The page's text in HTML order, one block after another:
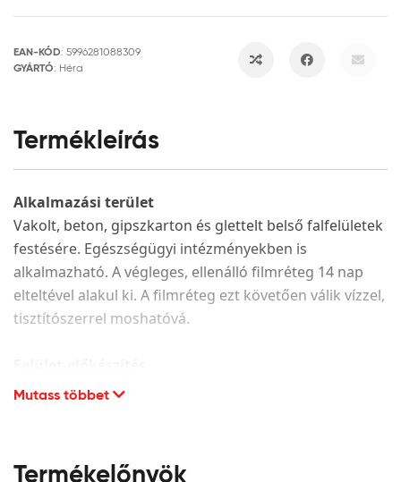
EAN-KÓD: 5996281088309
GYÁRTÓ: Héra
Termékleírás
Alkalmazási terület
Vakolt, beton, gipszkarton és glettelt belső falfelületek
festésére. Egészségügyi intézményekben is
alkalmazható. A végleges, ellenálló filmréteg 14 nap
elteltével alakul ki. A filmréteg ezt követően válik vízzel,
tisztítószerrel moshatóvá.
A festendő felület legyen száraz, hordképes,
alapfelületnek megfelelően kijavítani. CMC alapú glett
Mutass többet
Termékelőnyök